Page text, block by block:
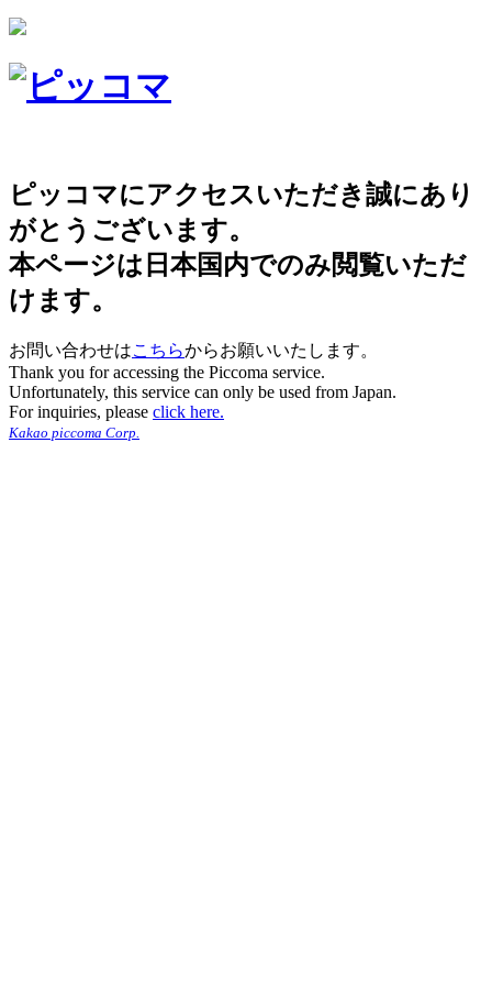
ピッコマにアクセスいただき誠にあり
がとうございます。
本ページは日本国内でのみ閲覧いただ
けます。
お問い合わせはこちらからお願いいたします。
Thank you for accessing the Piccoma service.
Unfortunately, this service can only be used from Japan.
For inquiries, please click here.
Kakao piccoma Corp.